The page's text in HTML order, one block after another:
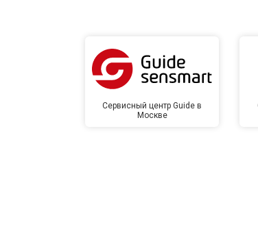
Сервисный центр Guide в
Москве